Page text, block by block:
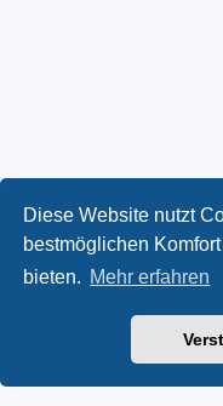
Diese Website nutzt
bestmöglichen
bieten. Mehr erfahren